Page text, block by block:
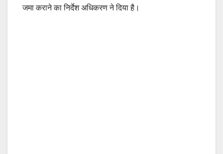
जमा कराने का निर्देश अधिकरण ने दिया है।